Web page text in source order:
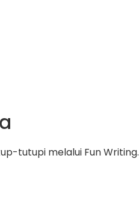
tutupi melalui Fun Writing.